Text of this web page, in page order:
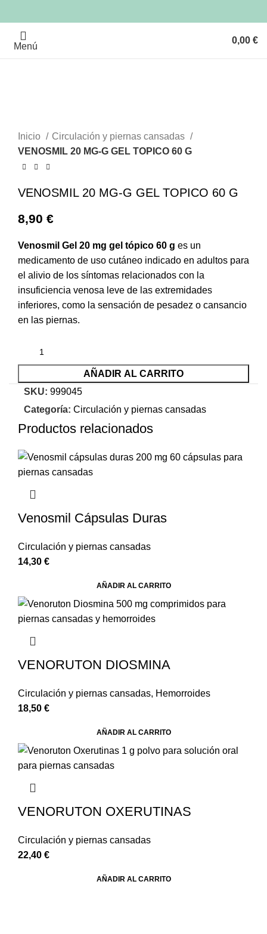
Menú
0,00 €
Inicio
Circulación y piernas cansadas
VENOSMIL 20 MG-G GEL TOPICO 60 G
VENOSMIL 20 MG-G GEL TOPICO 60 G
8,90 €
Venosmil Gel 20 mg gel tópico 60 g es un
medicamento de uso cutáneo indicado en adultos para
el alivio de los síntomas relacionados con la
insuficiencia venosa leve de las extremidades
inferiores, como la sensación de pesadez o cansancio
en las piernas.
AÑADIR AL CARRITO
SKU: 999045
Categoría: Circulación y piernas cansadas
Productos relacionados
Venosmil Cápsulas Duras
Circulación y piernas cansadas
14,30 €
AÑADIR AL CARRITO
VENORUTON DIOSMINA
Circulación y piernas cansadas, Hemorroides
18,50 €
AÑADIR AL CARRITO
VENORUTON OXERUTINAS
Circulación y piernas cansadas
22,40 €
AÑADIR AL CARRITO